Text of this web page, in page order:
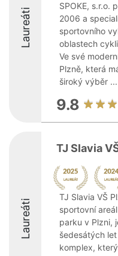
Laureáti
SPOKE, s.r.o.
2006 a
sportovního
oblastech
Ve své
Plzně, která
široký výběr ...
9.8
Laureáti
TJ Slavia
TJ Slavia VŠ
sportovní
parku v Plzni,
šedesátých
komplex,